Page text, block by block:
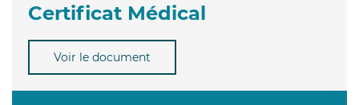
Certificat Médical
Voir le document